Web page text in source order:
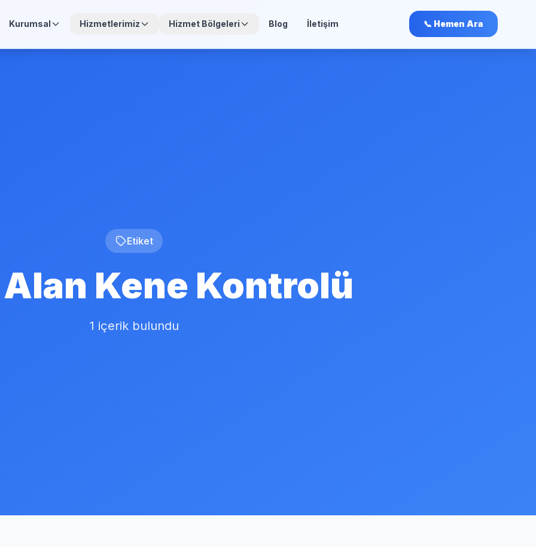
Kurumsal Hizmetlerimiz Hizmet Bölgeleri Blog İletişim 📞 Hemen Ara
Etiket
Alan Kene Kontrolü
1 içerik bulundu